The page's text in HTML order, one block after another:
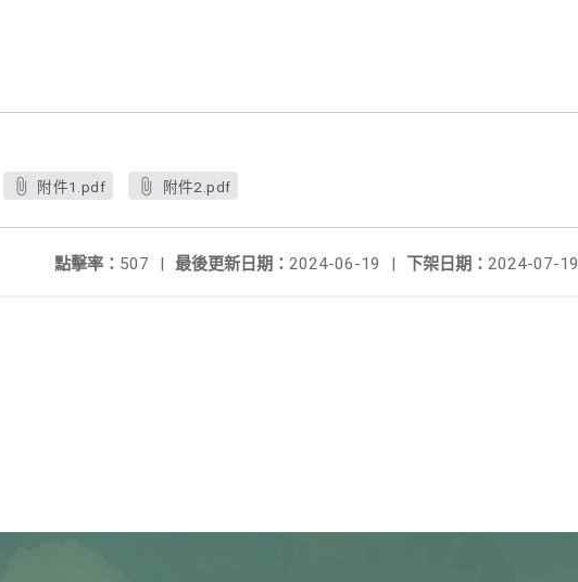
附件1.pdf 附件2.pdf
下架日期： 2024-07-19
最後更新日期： 2024-06-19 |
點擊率： 507 |